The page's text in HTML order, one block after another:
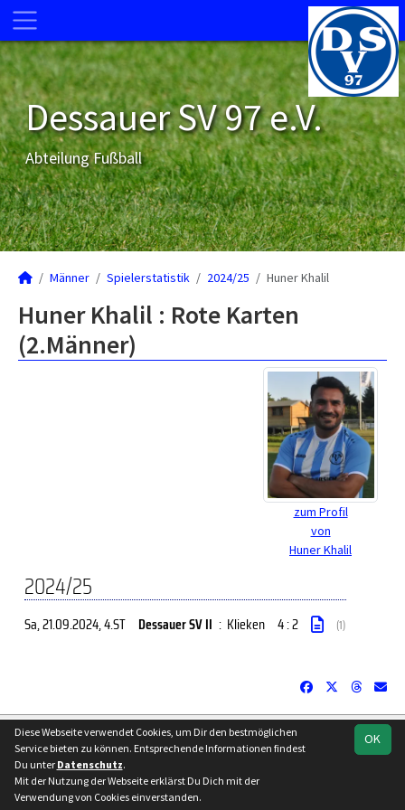
Dessauer SV 97 e.V.
Abteilung Fußball
Männer Spielerstatistik 2024/25 Huner Khalil
Huner Khalil : Rote Karten
(2.Männer)
zum Profil
von
Huner Khalil
2024/25
Sa, 21.09.2024, 4.ST Dessauer SV II : Klieken 4 : 2 (1)
soccero.de
© 2006 - 2026
Besucherstatistik Kontakt Impressum
OK
Diese Webseite verwendet Cookies, um Dir den bestmöglichen
Service bieten zu können. Entsprechende Informationen findest
Du unter Datenschutz.
Mit der Nutzung der Webseite erklärst Du Dich mit der
Verwendung von Cookies einverstanden.